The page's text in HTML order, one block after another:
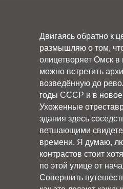
Двигаясь обратно к
размышляю о том,
олицетворяет Омск в
можно встретить
возведённую до
годы СССР и в
Ухоженные
здания здесь
ветшающими
времени. Я думаю,
контрастов стоит
по этой улице от
Совершить